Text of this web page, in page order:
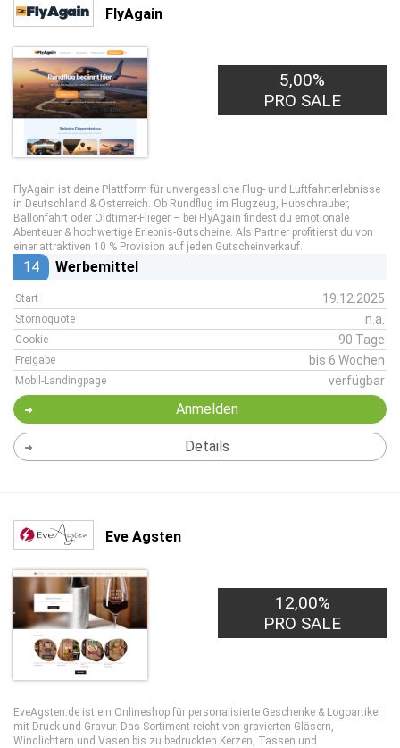
FlyAgain
5,00%
PRO SALE
FlyAgain ist deine Plattform für unvergessliche Flug- und Luftfahrterlebnisse
in Deutschland & Österreich. Ob Rundflug im Flugzeug, Hubschrauber,
Ballonfahrt oder Oldtimer-Flieger – bei FlyAgain findest du emotionale
Abenteuer & hochwertige Erlebnis-Gutscheine. Als Partner profitierst du von
einer attraktiven 10 % Provision auf jeden Gutscheinverkauf.
14 Werbemittel
Start 19.12.2025
Stornoquote n.a.
Cookie 90 Tage
Freigabe bis 6 Wochen
Mobil-Landingpage verfügbar
Anmelden
Details
Eve Agsten
12,00%
PRO SALE
EveAgsten.de ist ein Onlineshop für personalisierte Geschenke & Logoartikel
mit Druck und Gravur. Das Sortiment reicht von gravierten Gläsern,
Windlichtern und Vasen bis zu bedruckten Kerzen, Tassen und